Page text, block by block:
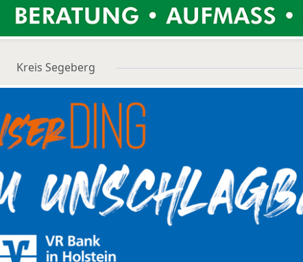
Kreis Segeberg